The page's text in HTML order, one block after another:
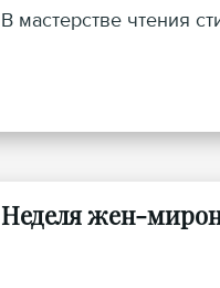
В мастерстве чтения
Неделя жен-